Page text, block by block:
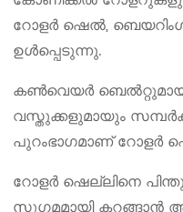
റോളർ ഷെൽ,
ഉൾപ്പെടുന്നു.
കൺവെയർ
വസ്തുക്കളുമായും
പുറംഭാഗമാണ് റോളർ
റോളർ ഷെല്ലിനെ
സുഗമമായി കറങ്ങാൻ